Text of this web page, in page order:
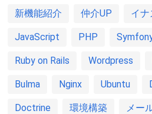
新機能紹介 仲介UP イナ
JavaScript PHP
Ruby on Rails Wordpress
Bulma Nginx Ubuntu
Doctrine 環境構築 メー